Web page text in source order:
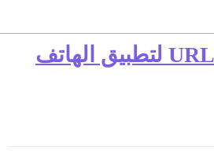
مشاكل عنوان URL لتطبيق الهاتف